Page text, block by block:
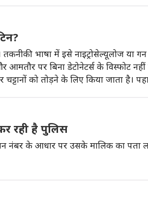
भाषा में इसे नाइट्रोसेल्यूलोज या
आमतौर पर बिना डेटोनेटर्स के विस्फोट
चट्टानों को तोड़ने के लिए किया जाता
रही है पुलिस
नंबर के आधार पर उसके मालिक का पता